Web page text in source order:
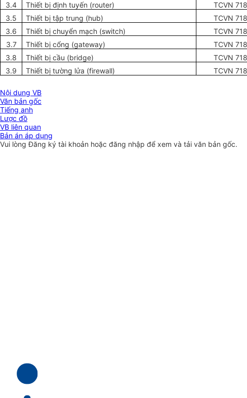
3.4
Thiết bị định tuyến (router)
TCVN
3.5
Thiết bị tập trung (hub)
TCVN
3.6
Thiết bị chuyển mạch (switch)
TCVN
3.7
Thiết bị cổng (gateway)
TCVN
3.8
Thiết bị cầu (bridge)
TCVN
3.9
Thiết bị tường lửa (firewall) TCVN
Nội dung VB
Văn bản gốc
Tiếng anh
Lược đồ
VB liên quan
Bản án áp dụng
Vui lòngĐăng ký tài khoản hoặc đăng nhập để xem và tải văn bản gốc.